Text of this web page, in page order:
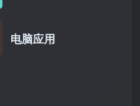
电脑应用